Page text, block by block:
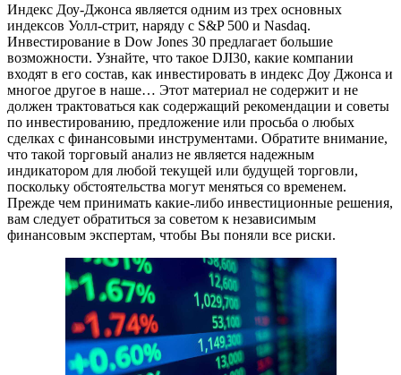
Индекс Доу-Джонса является одним из трех основных
индексов Уолл-стрит, наряду с S&P 500 и Nasdaq.
Инвестирование в Dow Jones 30 предлагает большие
возможности. Узнайте, что такое DJI30, какие компании
входят в его состав, как инвестировать в индекс Доу Джонса и
многое другое в наше… Этот материал не содержит и не
должен трактоваться как содержащий рекомендации и советы
по инвестированию, предложение или просьба о любых
сделках с финансовыми инструментами. Обратите внимание,
что такой торговый анализ не является надежным
индикатором для любой текущей или будущей торговли,
поскольку обстоятельства могут меняться со временем.
Прежде чем принимать какие-либо инвестиционные решения,
вам следует обратиться за советом к независимым
финансовым экспертам, чтобы Вы поняли все риски.